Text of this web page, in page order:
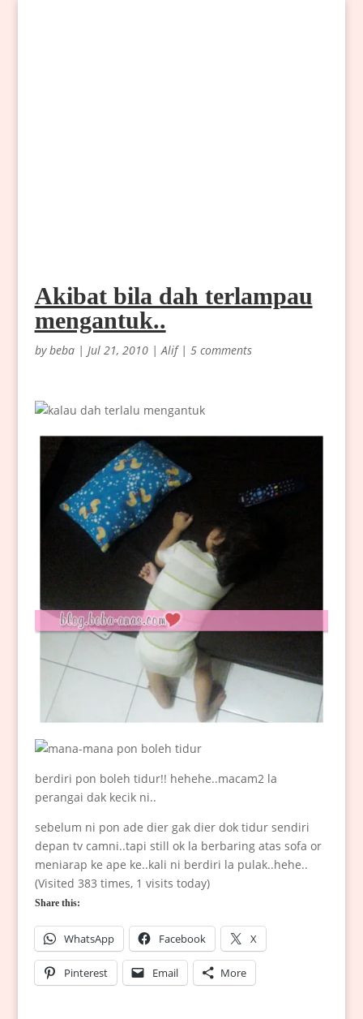
Akibat bila dah terlampau
mengantuk..
bybeba| Jul 21, 2010|Alif| 5 comments
berdiri pon boleh tidur!! hehehe..macam2 la
perangai dak kecik ni..
sebelum ni pon ade dier gak dier dok tidur sendiri
depan tv camni..tapi still ok la berbaring atas sofa or
meniarap ke ape ke..kali ni berdiri la pulak..hehe..
(Visited 383 times, 1 visits today)
Share this:
WhatsApp Facebook X
Pinterest Email More